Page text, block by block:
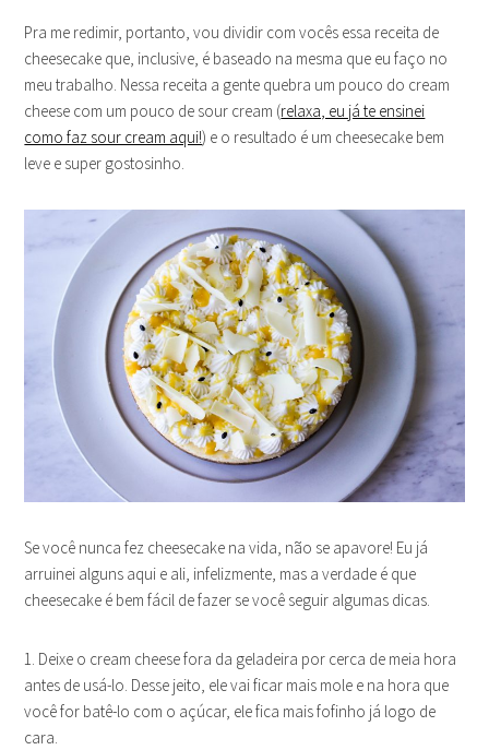
Pra me redimir, portanto, vou dividir com vocês essa receita de
cheesecake que, inclusive, é baseado na mesma que eu faço no
meu trabalho. Nessa receita a gente quebra um pouco do cream
cheese com um pouco de sour cream (relaxa, eu já te ensinei
como faz sour cream aqui!) e o resultado é um cheesecake bem
leve e super gostosinho.
Se você nunca fez cheesecake na vida, não se apavore! Eu já
arruinei alguns aqui e ali, infelizmente, mas a verdade é que
cheesecake é bem fácil de fazer se você seguir algumas dicas.
1. Deixe o cream cheese fora da geladeira por cerca de meia hora
antes de usá-lo. Desse jeito, ele vai ficar mais mole e na hora que
você for batê-lo com o açúcar, ele fica mais fofinho já logo de
cara.